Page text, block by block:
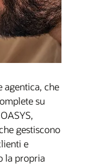
agentica, che
su
gestiscono
e
la propria